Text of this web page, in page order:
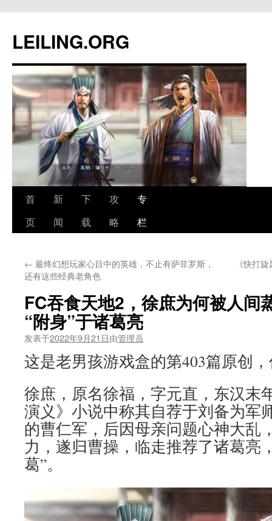
文
LEILING.ORG
首
页
新
闻
下
载
攻
略
专
栏
← 最终幻想玩家心目中的英雄，不止有萨菲罗斯，
还有这些经典老角色
《快打
FC吞食天地2，徐庶为何被人间
“附身”于诸葛亮
发表于2022年9月21日由管理员
这是老男孩游戏盒的第403篇原创
徐庶，原名徐福，字元直，东汉末
演义》小说中称其自荐于刘备为军
的曹仁军，后因母亲问题心神大乱
力，遂归曹操，临走推荐了诸葛亮
葛”。